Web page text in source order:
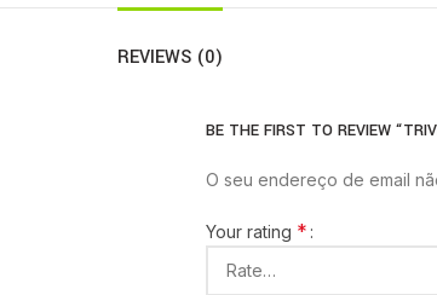
REVIEWS (0)
BE THE FIRST TO REVIEW
O seu endereço de email
Your rating *